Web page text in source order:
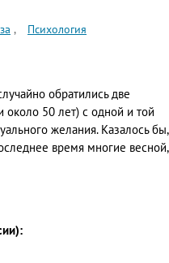
Психология
обратились две
50 лет) с одной и той
желания. Казалось бы,
время многие весной,